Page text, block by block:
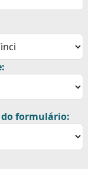
do formulário: